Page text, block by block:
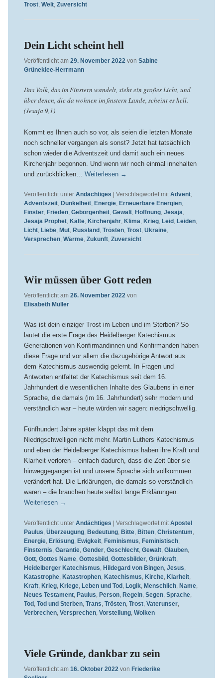
Trost, Welt, Zuversicht
Dein Licht scheint hell
Veröffentlicht am 29. November 2022 von Sabine
Grüneklee-Herrmann
Das Volk, das im Finstern wandelt, sieht ein großes Licht, und
über denen, die da wohnen im finstern Lande, scheint es hell.
(Jesaja 9,1)
Kommt es Ihnen auch so vor, als seien die letzten Monate
noch schneller vergangen als sonst? Jetzt hat tatsächlich
schon wieder die Adventszeit und damit auch ein neues
Kirchenjahr begonnen. Und wenn wir noch einmal innehalten
und zurückblicken… Weiterlesen →
Veröffentlicht unter Andächtiges | Verschlagwortet mit Advent,
Adventszeit, Dunkelheit, Energie, Erneuerbare Energien,
Finster, Frieden, Geborgenheit, Gewalt, Hoffnung, Jesaja
Jesaja Prophet, Kälte, Kirchenjahr, Klima Krieg, Leid, Leiden,
Licht, Liebe, Mut, Russland, Trösten, Trost, Ukraine,
Versprechen, Wärme, Zukunft, Zuversicht
Wir müssen über Gott reden
Veröffentlicht am 26. November 2022 von
Elisabeth Müller
Was ist dein einziger Trost im Leben und im Sterben? So
lautet die erste Frage des Heidelberger Katechismus.
Generationen von Konfirmandinnen und Konfirmanden haben
diese Frage und vor allem die dazugehörige Antwort aus
dem Katechismus auswendig gelernt. In Fragen und
Antworten entfaltet der Katechismus seit dem 16.
Jahrhundert die wesentlichen Inhalte des Glaubens in einer
Sprache, die damals (im 16. Jahrhundert) sehr modern und
verständlich war – heute würden wir sagen: niedrigschwellig.
Fünfhundert Jahre später klappt das mit dem
Niedrigschwelligen nicht mehr. Martin Luthers Katechismus
und eben der Heidelberger Katechismus haben ihre Kraft und
Klarheit verloren – einfach dadurch, dass die Zeit über sie
hinweggegangen ist und unsere Sprache sich vollkommen
verändert hat. Die Erklärungen, die damals so verständlich
waren – die brauchen heute selbst lange Erklärungen.
Weiterlesen →
Veröffentlicht unter Andächtiges | Verschlagwortet mit Apostel
Paulus Überzeugung, Bedeutung, Bitte, Bitten, Christentum
Energie, Erlösung, Ewigkeit, Feminismus Feministisch,
Finsternis Garantie, Gender, Geschlecht, Gewalt, Glauben,
Gott, Gottes Name, Gottesbild, Gottesbilder, Grünkraft,
Heidelberger Katechismus Hildegard von Bingen, Jesus
Katastrophe, Katastrophen, Katechismus Kirche, Klarheit,
Kraft, Krieg, Kriege, Leben und Tod, Logik, Menschlich, Name,
Neues Testament, Paulus Person, Regeln, Segen, Sprache,
Tod, Tod und Sterben, Trans Trösten, Trost, Vaterunser,
Verbrechen, Versprechen, Vorstellung, Wolken
Viele Gründe, dankbar zu sein
Veröffentlicht am 16. Oktober 2022 von Friederike